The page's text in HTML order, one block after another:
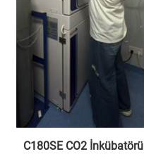
C180SE CO2